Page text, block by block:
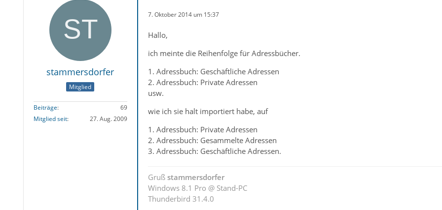
stammersdorfer
Mitglied
Beiträge
69
Mitglied seit
27. Aug. 2009
7. Oktober 2014 um 15:37
Hallo,
ich meinte die Reihenfolge für Adressbücher.
1. Adressbuch: Geschäftliche Adressen
2. Adressbuch: Private Adressen
usw.
wie ich sie halt importiert habe, auf
1. Adressbuch: Private Adressen
2. Adressbuch: Gesammelte Adressen
3. Adressbuch: Geschäftliche Adressen.
Gruß stammersdorfer
Windows 8.1 Pro @ Stand-PC
Thunderbird 31.4.0